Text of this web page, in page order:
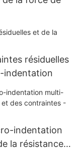
résiduelles
indentation
indentation
la résistance